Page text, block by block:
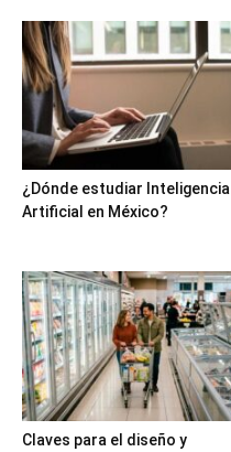
¿Dónde estudiar Inteligencia
Artificial en México?
Claves para el diseño y